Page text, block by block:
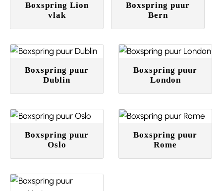
Boxspring Lion
vlak
Boxspring puur
Bern
Boxspring puur
Dublin
Boxspring puur
London
Boxspring puur
Oslo
Boxspring puur
Rome